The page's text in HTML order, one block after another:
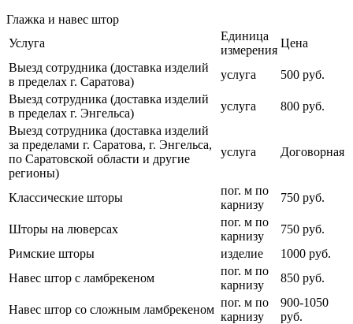
Глажка и навес штор
Услуга
Единица
измерения
Цена
Выезд сотрудника (доставка изделий
в пределах г. Саратова)
услуга
500 руб.
Выезд сотрудника (доставка изделий
в пределах г. Энгельса)
услуга
800 руб.
Выезд сотрудника (доставка изделий
за пределами г. Саратова, г. Энгельса,
по Саратовской области и другие
регионы)
услуга Договорная
Классические шторы
пог. м по
карнизу
750 руб.
Шторы на люверсах
пог. м по
карнизу
750 руб.
Римские шторы
изделие
1000 руб.
Навес штор с ламбрекеном
пог. м по
карнизу
850 руб.
Навес штор со сложным ламбрекеном
пог. м по
карнизу
900-1050
руб.